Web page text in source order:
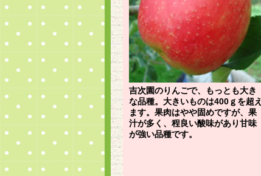
吉次園のりんごで、もっとも大き
な品種。大きいものは400ｇを超え
ます。果肉はやや固めですが、果
汁が多く、程良い酸味があり甘味
が強い品種です。